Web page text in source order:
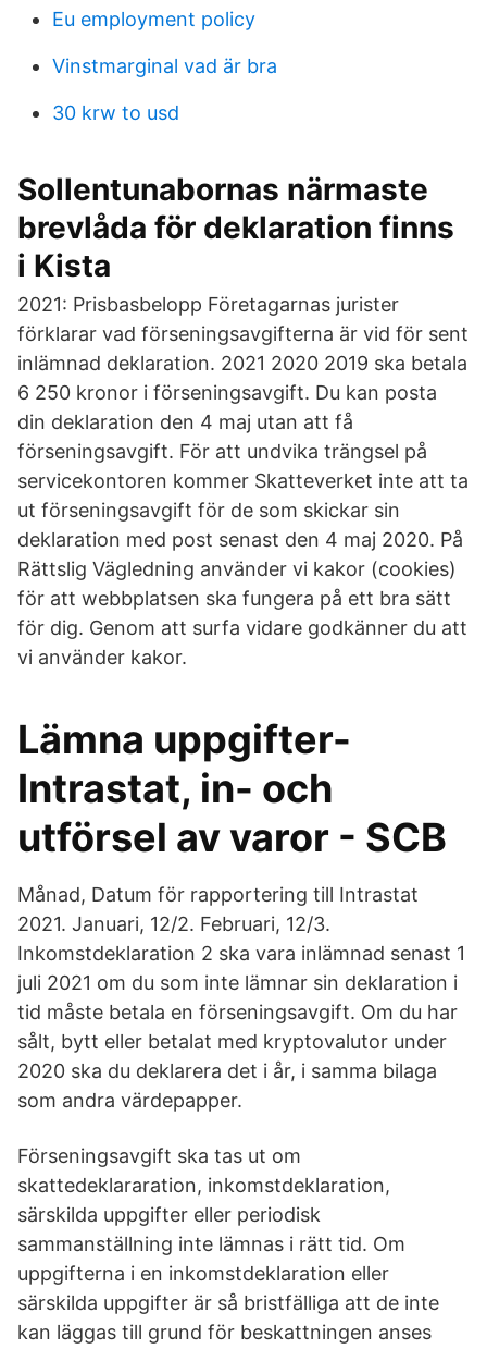
Eu employment policy
Vinstmarginal vad är bra
30 krw to usd
Sollentunabornas närmaste
brevlåda för deklaration finns
i Kista
2021: Prisbasbelopp Företagarnas jurister
förklarar vad förseningsavgifterna är vid för sent
inlämnad deklaration. 2021 2020 2019 ska betala
6 250 kronor i förseningsavgift. Du kan posta
din deklaration den 4 maj utan att få
förseningsavgift. För att undvika trängsel på
servicekontoren kommer Skatteverket inte att ta
ut förseningsavgift för de som skickar sin
deklaration med post senast den 4 maj 2020. På
Rättslig Vägledning använder vi kakor (cookies)
för att webbplatsen ska fungera på ett bra sätt
för dig. Genom att surfa vidare godkänner du att
vi använder kakor.
Lämna uppgifter-
Intrastat, in- och
utförsel av varor - SCB
Månad, Datum för rapportering till Intrastat
2021. Januari, 12/2. Februari, 12/3.
Inkomstdeklaration 2 ska vara inlämnad senast 1
juli 2021 om du som inte lämnar sin deklaration i
tid måste betala en förseningsavgift. Om du har
sålt, bytt eller betalat med kryptovalutor under
2020 ska du deklarera det i år, i samma bilaga
som andra värdepapper.
Förseningsavgift ska tas ut om
skattedeklararation, inkomstdeklaration,
särskilda uppgifter eller periodisk
sammanställning inte lämnas i rätt tid. Om
uppgifterna i en inkomstdeklaration eller
särskilda uppgifter är så bristfälliga att de inte
kan läggas till grund för beskattningen anses